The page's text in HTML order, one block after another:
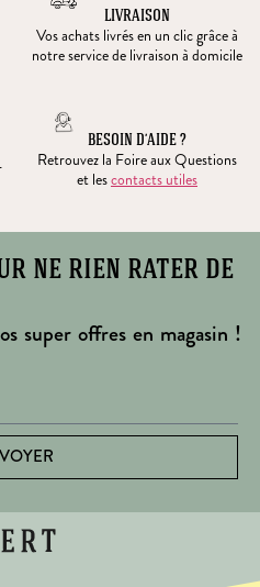
LIVRAISON
Vos achats livrés en un clic grâce à
notre service de livraison à domicile
BESOIN D’AIDE ?
Retrouvez la Foire aux Questions
et lescontacts utiles
ne rien rater de
super offres en magasin !